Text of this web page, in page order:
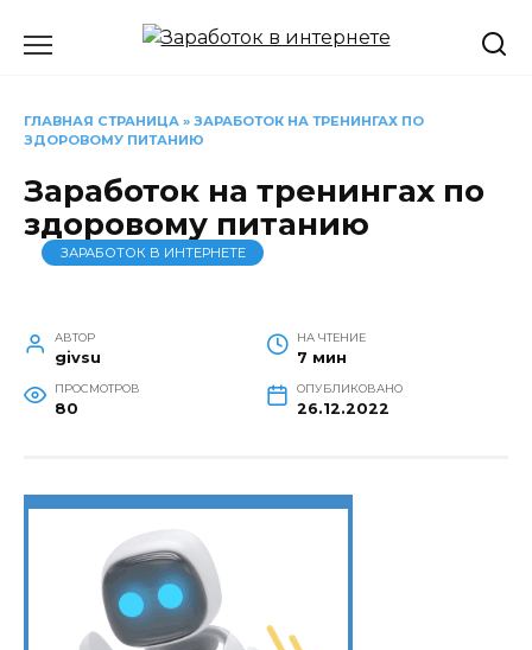
ГЛАВНАЯ СТРАНИЦА » ЗАРАБОТОК НА ТРЕНИНГАХ ПО
ЗДОРОВОМУ ПИТАНИЮ
Заработок на тренингах по
здоровому питанию
ЗАРАБОТОК В ИНТЕРНЕТЕ
АВТОР
givsu
НА ЧТЕНИЕ
7 мин
ПРОСМОТРОВ
80
ОПУБЛИКОВАНО
26.12.2022